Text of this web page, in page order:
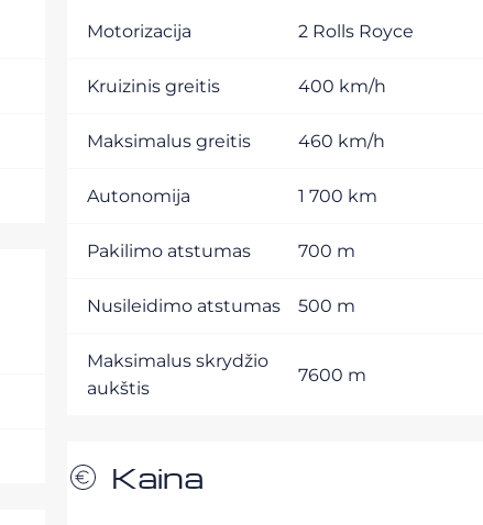
Motorizacija 2 Rolls Royce
Kruizinis greitis 400 km/h
Maksimalus greitis 460 km/h
Autonomija 1 700 km
Pakilimo atstumas 700 m
Nusileidimo atstumas 500 m
Maksimalus skrydžio
aukštis
7600 m
Kaina